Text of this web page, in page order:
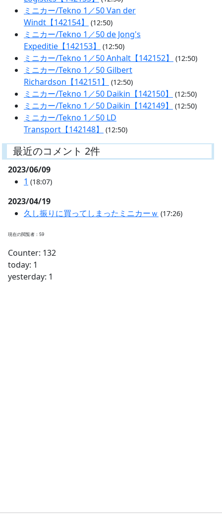
ミニカー/Tekno 1／50 Van der
Windt【142154】
(12:50)
ミニカー/Tekno 1／50 de Jong's
Expeditie【142153】
(12:50)
ミニカー/Tekno 1／50 Anhalt【142152】 (12:50)
ミニカー/Tekno 1／50 Gilbert
Richardson【142151】
(12:50)
ミニカー/Tekno 1／50 Daikin【142150】 (12:50)
ミニカー/Tekno 1／50 Daikin【142149】 (12:50)
ミニカー/Tekno 1／50 LD
Transport【142148】
(12:50)
最近のコメント 2件
2023/06/09
1 (18:07)
2023/04/19
久し振りに買ってしまったミニカーｗ (17:26)
現在の閲覧者：59
Counter: 132
today: 1
yesterday: 1